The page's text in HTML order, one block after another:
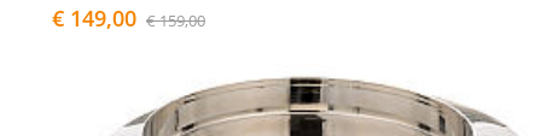
€ 149,00 € 159,00